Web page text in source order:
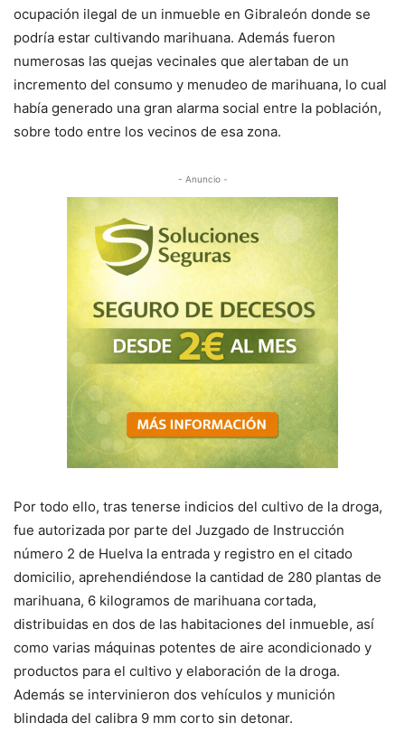
ocupación ilegal de un inmueble en Gibraleón donde se
podría estar cultivando marihuana. Además fueron
numerosas las quejas vecinales que alertaban de un
incremento del consumo y menudeo de marihuana, lo cual
había generado una gran alarma social entre la población,
sobre todo entre los vecinos de esa zona.
- Anuncio -
Por todo ello, tras tenerse indicios del cultivo de la droga,
fue autorizada por parte del Juzgado de Instrucción
número 2 de Huelva la entrada y registro en el citado
domicilio, aprehendiéndose la cantidad de 280 plantas de
marihuana, 6 kilogramos de marihuana cortada,
distribuidas en dos de las habitaciones del inmueble, así
como varias máquinas potentes de aire acondicionado y
productos para el cultivo y elaboración de la droga.
Además se intervinieron dos vehículos y munición
blindada del calibra 9 mm corto sin detonar.